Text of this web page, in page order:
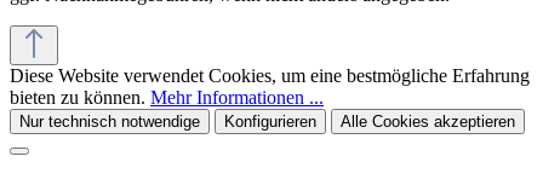
Diese Website verwendet Cookies, um eine bestmögliche Erfahrung
bieten zu können. Mehr Informationen ...
Nur technisch notwendige Konfigurieren Alle Cookies akzeptieren